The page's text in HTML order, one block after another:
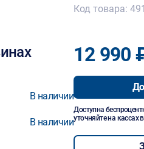
В наличии
В наличии
Код товара:
12 990
Доступна
уточняйте на кассах